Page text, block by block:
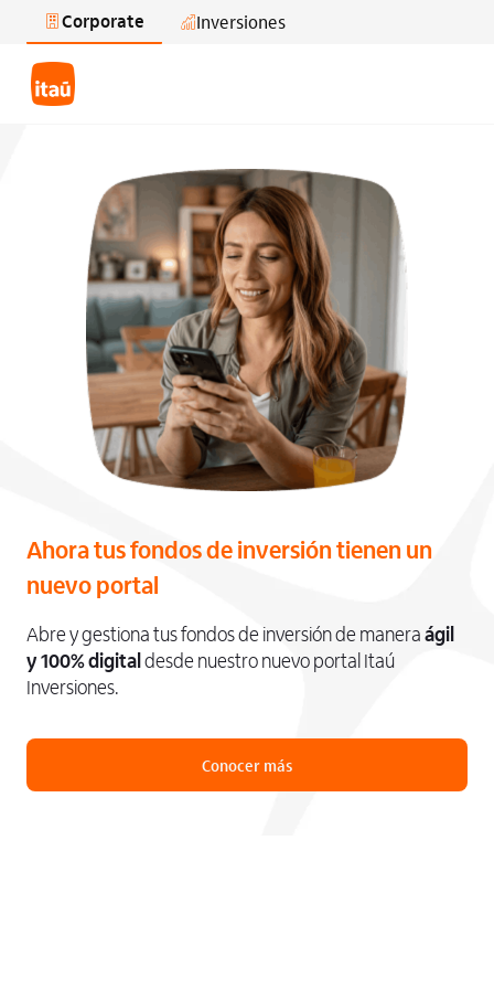
Saltar al contenido principal
Corporate Inversiones
Ahora tus fondos de inversión tienen un
nuevo portal
Abre y gestiona tus fondos de inversión de manera ágil
y 100% digitaldesde nuestro nuevo portal Itaú
Inversiones.
Conocer más